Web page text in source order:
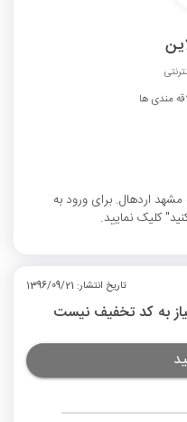
مندی ها
فرش‌های 1200 شانه مشهد اردهال. برای ورود به
کلیک نمایید.
تاریخ انتشار: 1396/09/21
به کد تخفیف نیست